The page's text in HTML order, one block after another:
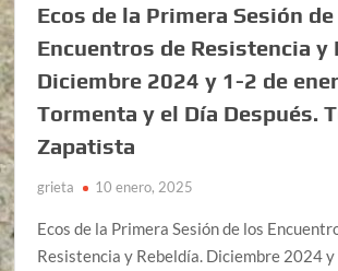
Ecos de la Primera Sesión
Encuentros de Resistencia y
Diciembre 2024 y 1-2 de
Tormenta y el Día Después.
Zapatista
grieta 10 enero, 2025
Ecos de la Primera Sesión de los
Resistencia y Rebeldía. Diciembre 2024